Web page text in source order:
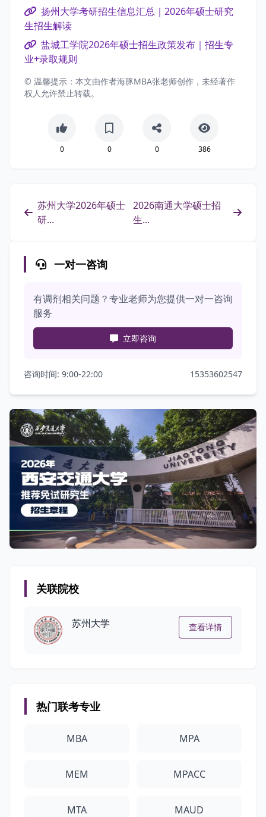
扬州大学考研招生信息汇总｜2026年硕士研究
生招生解读
盐城工学院2026年硕士招生政策发布｜招生专
业+录取规则
© 温馨提示：本文由作者海豚MBA张老师创作，未经著作
权人允许禁止转载。
0 0 0 386
苏州大学2026年硕士
研...
2026南通大学硕士招
生...
一对一咨询
有调剂相关问题？专业老师为您提供一对一咨询
服务
立即咨询
咨询时间: 9:00-22:00 15353602547
关联院校
苏州大学 查看详情
热门联考专业
MBA MPA
MEM MPACC
MTA MAUD